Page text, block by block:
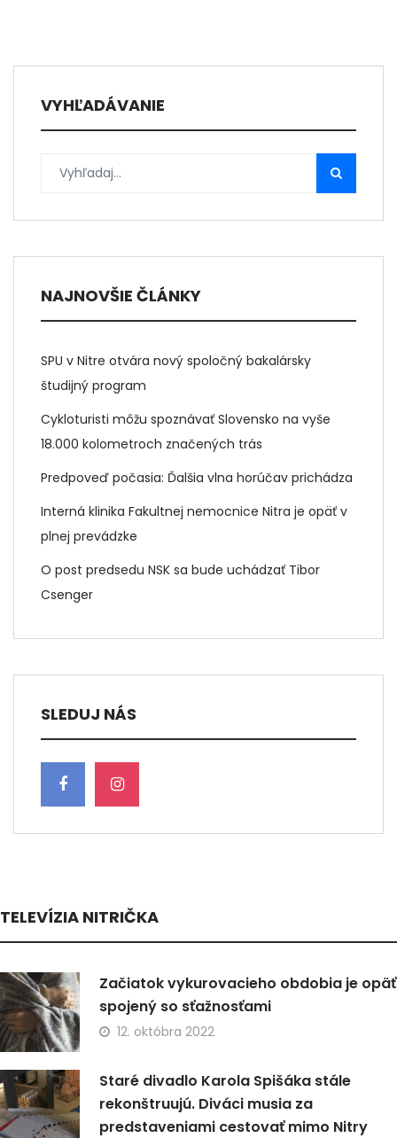
VYHĽADÁVANIE
NAJNOVŠIE ČLÁNKY
SPU v Nitre otvára nový spoločný bakalársky
študijný program
Cykloturisti môžu spoznávať Slovensko na vyše
18.000 kolometroch značených trás
Predpoveď počasia: Ďalšia vlna horúčav prichádza
Interná klinika Fakultnej nemocnice Nitra je opäť v
plnej prevádzke
O post predsedu NSK sa bude uchádzať Tibor
Csenger
SLEDUJ NÁS
TELEVÍZIA NITRIČKA
Začiatok vykurovacieho obdobia je opäť
spojený so sťažnosťami
12. októbra 2022
Staré divadlo Karola Spišáka stále
rekonštruujú. Diváci musia za
predstaveniami cestovať mimo Nitry